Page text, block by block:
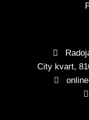
City kvart,